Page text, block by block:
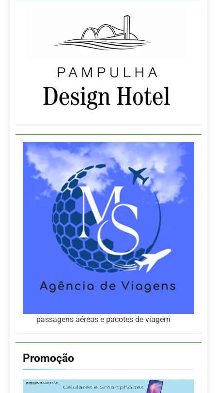
passagens aéreas e pacotes de viagem
Promoção